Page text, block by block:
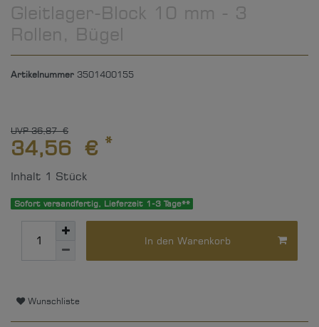
Gleitlager-Block 10 mm - 3
Rollen, Bügel
Artikelnummer 3501400155
UVP 36,87 €
34,56 € *
Inhalt 1 Stück
Sofort versandfertig, Lieferzeit 1-3 Tage**
In den Warenkorb
Wunschliste